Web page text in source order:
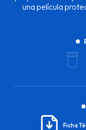
una película
Ficha